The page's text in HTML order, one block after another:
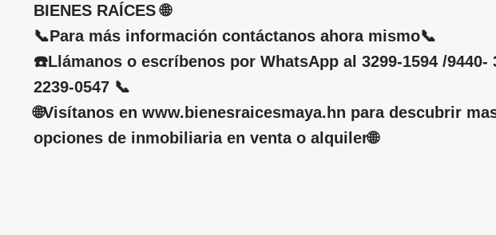
BIENES RAÍCES 🌐
📞Para más información contáctanos ahora mismo📞
☎️Llámanos o escríbenos por WhatsApp al 3299-1594 /9440-
2239-0547 📞
🌐Visítanos en www.bienesraicesmaya.hn para descubrir
opciones de inmobiliaria en venta o alquiler🌐